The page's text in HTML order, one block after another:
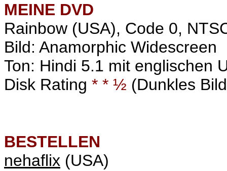
MEINE DVD
Rainbow (USA), Code 0,
Bild: Anamorphic Widescreen
Ton: Hindi 5.1 mit englischen
Disk Rating * * ½ (Dunkles
BESTELLEN
nehaflix (USA)